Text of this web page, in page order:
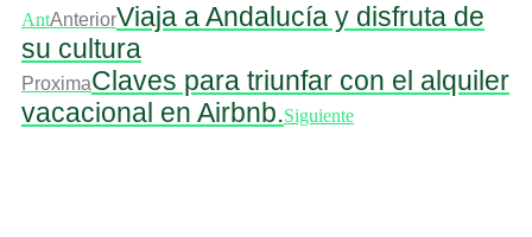
AntAnteriorViaja a Andalucía y disfruta de
su cultura
ProximaClaves para triunfar con el alquiler
vacacional en Airbnb.Siguiente